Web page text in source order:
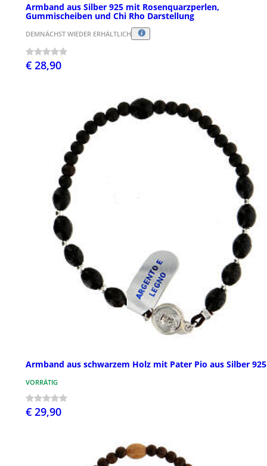
Armband aus Silber 925 mit Rosenquarzperlen,
Gummischeiben und Chi Rho Darstellung
DEMNÄCHST WIEDER ERHÄLTLICH
€ 28,90
Armband aus schwarzem Holz mit Pater Pio aus Silber 925
VORRÄTIG
€ 29,90